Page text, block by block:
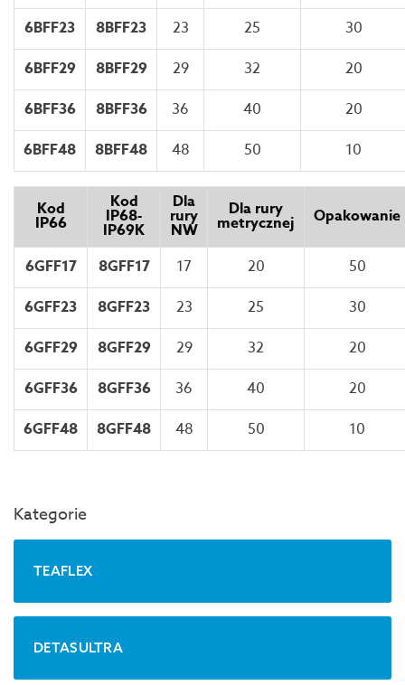
6BFF23
8BFF23 23 25
30
6BFF29
8BFF29 29 32
20
6BFF36
8BFF36 36 40
20
6BFF48
8BFF48 48 50 10
Kod
IP66
Kod
IP68-
IP69K
Dla
rury
NW
Dla rury
metrycznej Opakowanie
6GFF17 8GFF17 17 20
50
6GFF23
8GFF23 23 25
30
6GFF29
8GFF29 29 32
20
6GFF36
8GFF36 36 40
20
6GFF48
8GFF48 48 50 10
Kategorie
TEAFLEX
DETASULTRA